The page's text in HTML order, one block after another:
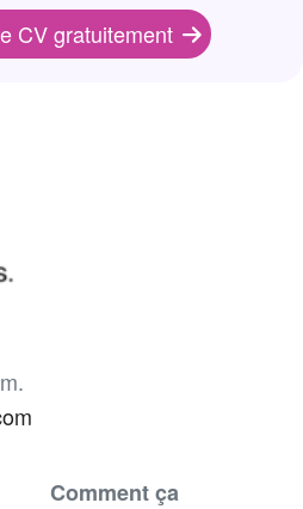
CV gratuitement
Comment ça